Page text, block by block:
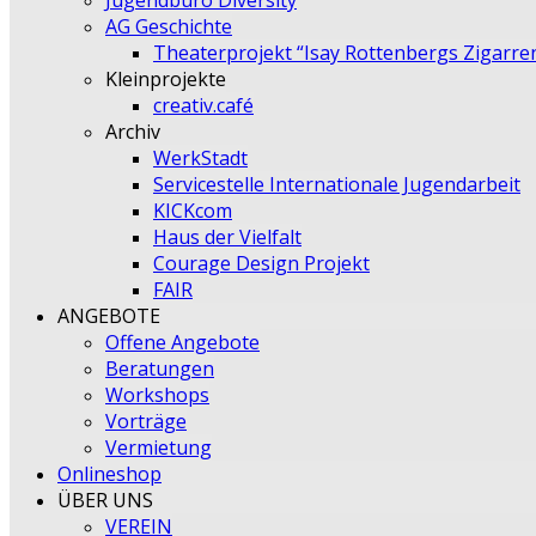
AG Geschichte
Theaterprojekt “Isay Rottenbergs
Kleinprojekte
creativ.café
Archiv
WerkStadt
Servicestelle Internationale Jugendarbeit
KICKcom
Haus der Vielfalt
Courage Design Projekt
FAIR
ANGEBOTE
Offene Angebote
Beratungen
Workshops
Vorträge
Vermietung
Onlineshop
ÜBER UNS
VEREIN